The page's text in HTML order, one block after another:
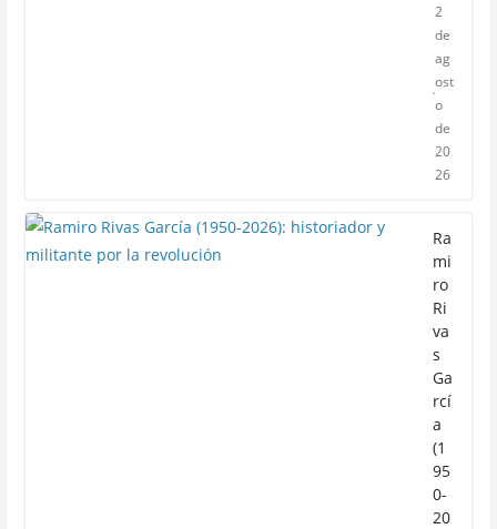
2
de
ag
ost
o
de
20
26
Ra
mi
ro
Ri
va
s
Ga
rcí
a
(1
95
0-
20